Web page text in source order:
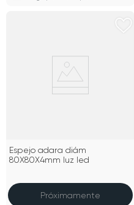
Espejo adara diám
80X80X4mm luz led
Próximamente